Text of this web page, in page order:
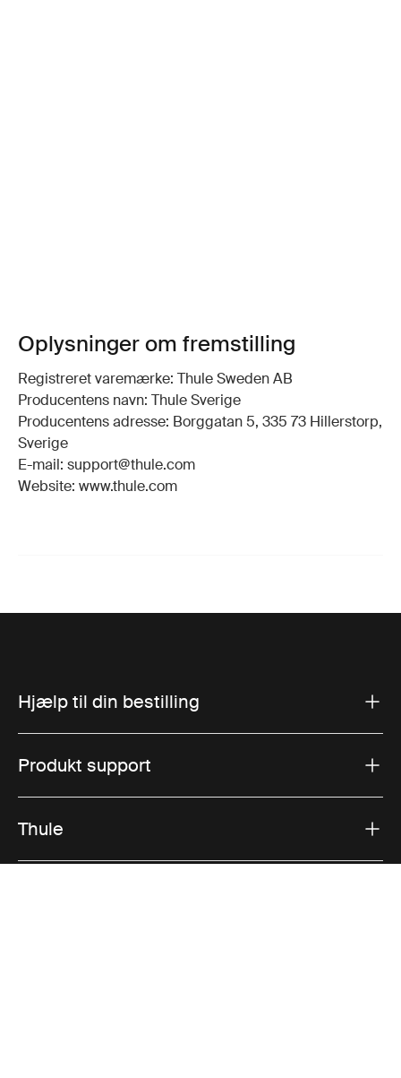
Oplysninger om fremstilling
Registreret varemærke: Thule Sweden AB
Producentens navn: Thule Sverige
Producentens adresse: Borggatan 5, 335 73 Hillerstorp,
Sverige
E-mail: support@thule.com
Website: www.thule.com
Hjælp til din bestilling
Produkt support
Thule